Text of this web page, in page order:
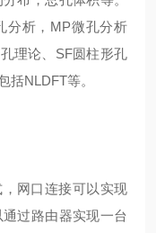
分析，MP微孔分析
理论、SF圆柱形孔
括NLDFT等。
网口连接可以实现
过路由器实现一台